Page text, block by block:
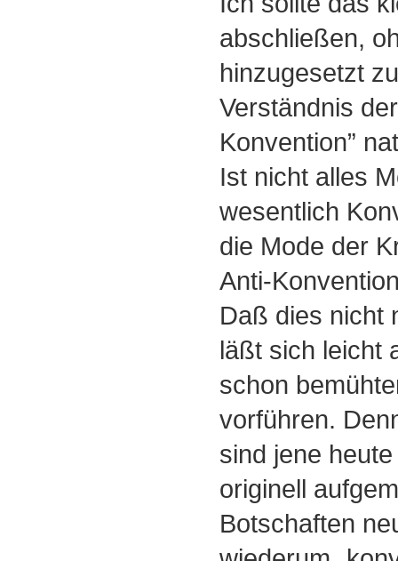
abschließen,
hinzugesetzt
Verständnis
Konvention”
Ist nicht alles
wesentlich
die Mode der
Anti-
Daß dies nicht
läßt sich leicht
schon
vorführen.
sind jene
originell
Botschaften